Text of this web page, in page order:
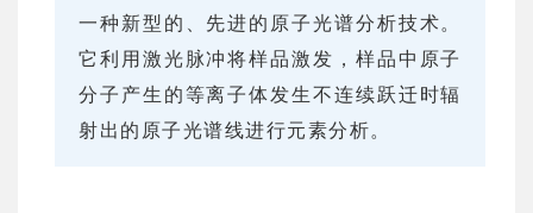
一种新型的、先进的原子光谱分析技术。
它利用激光脉冲将样品激发，样品中原子
分子产生的等离子体发生不连续跃迁时辐
射出的原子光谱线进行元素分析。